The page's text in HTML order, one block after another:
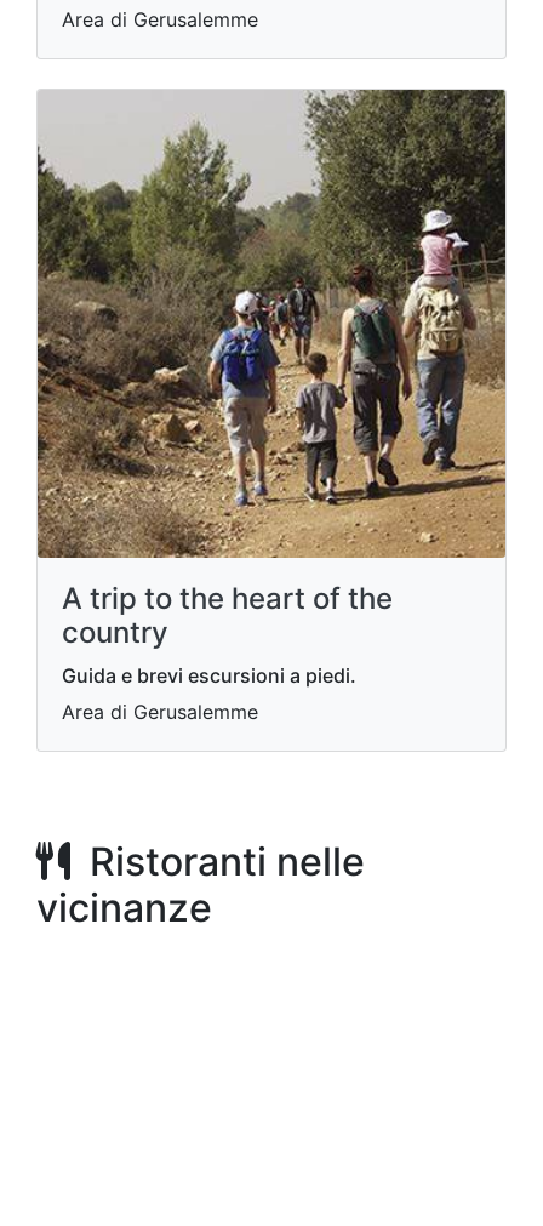
Area di Gerusalemme
A trip to the heart of the
country
Guida e brevi escursioni a piedi.
Area di Gerusalemme
Ristoranti nelle
vicinanze